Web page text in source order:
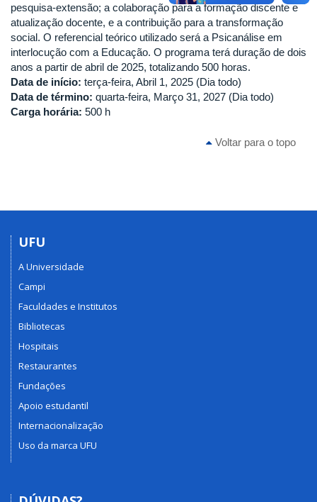
pesquisa-extensão; a colaboração para a formação discente e
atualização docente, e a contribuição para a transformação
social. O referencial teórico utilizado será a Psicanálise em
interlocução com a Educação. O programa terá duração de dois
anos a partir de abril de 2025, totalizando 500 horas.
Data de início: terça-feira, Abril 1, 2025 (Dia todo)
Data de término: quarta-feira, Março 31, 2027 (Dia todo)
Carga horária: 500 h
Voltar para o topo
UFU
A Universidade
Campi
Faculdades e Institutos
Bibliotecas
Hospitais
Restaurantes
Fundações
Apoio estudantil
Internacionalização
Uso da marca UFU